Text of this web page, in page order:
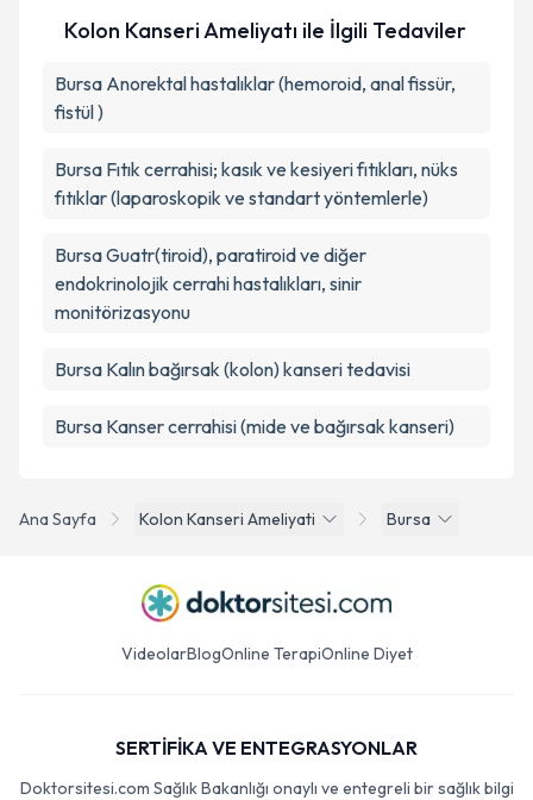
Ana Sayfa Kolon Kanseri Ameliyati Bursa
Kolon Kanseri Ameliyatı ile İlgili Tedaviler
Bursa Anorektal hastalıklar (hemoroid, anal fissür,
fistül )
Bursa Fıtık cerrahisi; kasık ve kesiyeri fıtıkları, nüks
fıtıklar (laparoskopik ve standart yöntemlerle)
Bursa Guatr(tiroid), paratiroid ve diğer
endokrinolojik cerrahi hastalıkları, sinir
monitörizasyonu
Bursa Kalın bağırsak (kolon) kanseri tedavisi
Bursa Kanser cerrahisi (mide ve bağırsak kanseri)
VideolarBlogOnline TerapiOnline Diyet
SERTİFİKA VE ENTEGRASYONLAR
Doktorsitesi.com Sağlık Bakanlığı onaylı ve entegreli bir sağlık bilgi